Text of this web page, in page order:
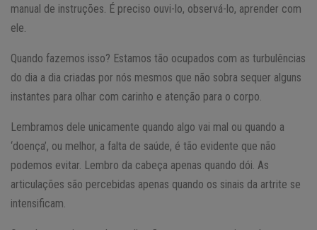
manual de instruções. É preciso ouvi-lo, observá-lo, aprender com
ele.
Quando fazemos isso? Estamos tão ocupados com as turbulências
do dia a dia criadas por nós mesmos que não sobra sequer alguns
instantes para olhar com carinho e atenção para o corpo.
Lembramos dele unicamente quando algo vai mal ou quando a
‘doença’, ou melhor, a falta de saúde, é tão evidente que não
podemos evitar. Lembro da cabeça apenas quando dói. As
articulações são percebidas apenas quando os sinais da artrite se
intensificam.